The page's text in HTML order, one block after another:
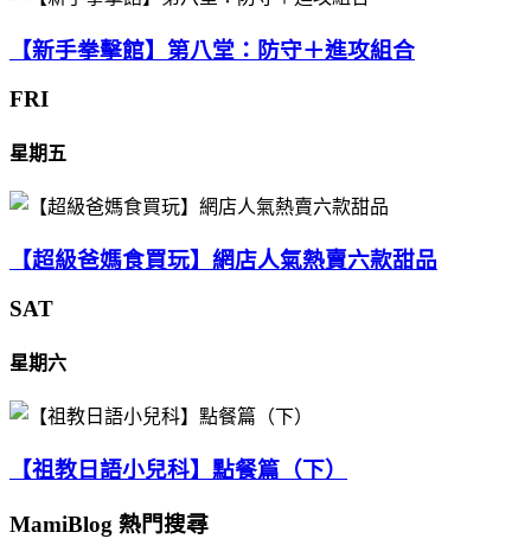
【新手拳擊館】第八堂：防守＋進攻組合
FRI
星期五
【超級爸媽食買玩】網店人氣熱賣六款甜品
SAT
星期六
【祖教日語小兒科】點餐篇（下）
MamiBlog 熱門搜尋